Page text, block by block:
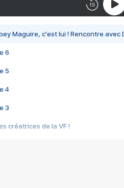
Maguire, c'est lui ! Rencontre avec
6
5
4
3
créatrices de la VF !